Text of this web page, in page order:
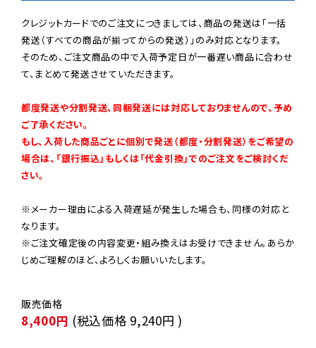
クレジットカードでのご注文につきましては、商品の発送は「一括
発送（すべての商品が揃ってからの発送）」のみ対応となります。
そのため、ご注文商品の中で入荷予定日が一番遅い商品に合わせ
て、まとめて発送させていただきます。
都度発送や分割発送、同梱発送には対応しておりませんので、予め
ご了承ください。
もし、入荷した商品ごとに個別で発送（都度・分割発送）をご希望の
場合は、「銀行振込」もしくは「代金引換」でのご注文をご検討くだ
さい。
※メーカー理由による入荷遅延が発生した場合も、同様の対応と
なります。
※ご注文確定後の内容変更・組み換えはお受けできません。あらか
じめご理解のほど、よろしくお願いいたします。
8,400円 (税込価格 9,240円 )